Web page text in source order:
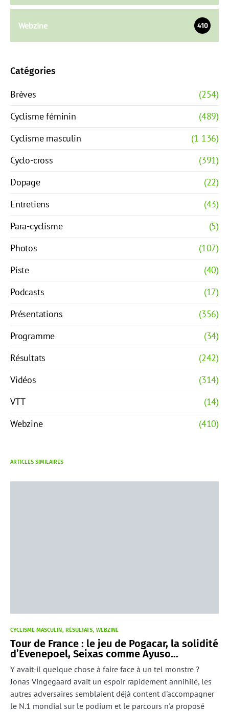
Webzine 410
Catégories
Brèves
(254)
Cyclisme féminin
(489)
Cyclisme masculin
(1 136)
Cyclo-cross
(391)
Dopage
(22)
Entretiens
(43)
Para-cyclisme
(5)
Photos
(107)
Piste
(40)
Podcasts
(17)
Présentations
(356)
Programme
(34)
Résultats
(242)
Vidéos
(314)
VTT
(14)
Webzine
(410)
ARTICLES SIMILAIRES
CYCLISME MASCULIN RÉSULTATS WEBZINE
Tour de France : le jeu de Pogacar, la solidité
d’Evenepoel, Seixas comme Ayuso…
Y avait-il quelque chose à faire face à un tel monstre ?
Jonas Vingegaard avait un espoir rapidement annihilé, les
autres adversaires semblaient déjà content d'accompagner
le N.1 mondial sur le podium et le parcours n'a proposé